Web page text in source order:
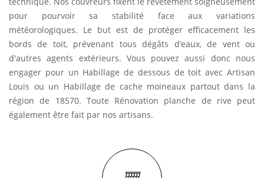
pour pourvoir sa stabilité face aux variations
météorologiques. Le but est de protéger efficacement les
bords de toit, prévenant tous dégâts d’eaux, de vent ou
d'autres agents extérieurs. Vous pouvez aussi donc nous
engager pour un Habillage de dessous de toit avec Artisan
Louis ou un Habillage de cache moineaux partout dans la
région de 18570. Toute Rénovation planche de rive peut
également être fait par nos artisans.